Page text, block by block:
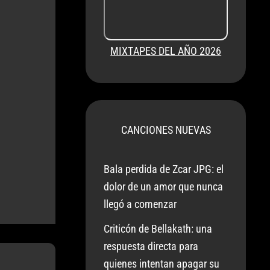
MIXTAPES DEL AÑO 2026
CANCIONES NUEVAS
Bala perdida de Zcar JPG: el
dolor de un amor que nunca
llegó a comenzar
Criticón de Bellakath: una
respuesta directa para
quienes intentan apagar su